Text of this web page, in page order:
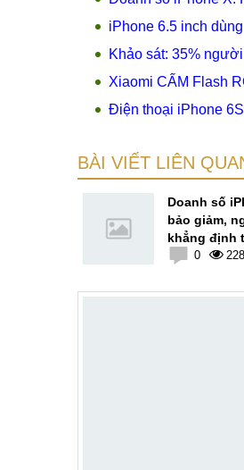
iPhone 6.5 inch
Khảo sát: 35%
Xiaomi CẤM Flash
Điện thoại iPhone
BÀI VIẾT LIÊN
Doanh số
bảo giảm,
khẳng định
0